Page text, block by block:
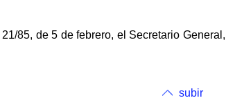
85, de 5 de febrero, el Secretario General,
subir